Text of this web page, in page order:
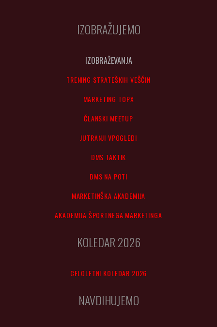
IZOBRAŽUJEMO
IZOBRAŽEVANJA
TRENING STRATEŠKIH VEŠČIN
MARKETING TOPX
ČLANSKI MEETUP
JUTRANJI VPOGLEDI
DMS TAKTIK
DMS NA POTI
MARKETINŠKA AKADEMIJA
AKADEMIJA ŠPORTNEGA MARKETINGA
KOLEDAR 2026
CELOLETNI KOLEDAR 2026
NAVDIHUJEMO